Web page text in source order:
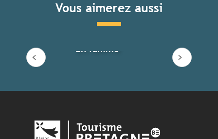
Vous aimerez aussi
En famille